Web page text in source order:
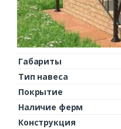
Габариты
Тип навеса
Покрытие
Наличие ферм
Конструкция